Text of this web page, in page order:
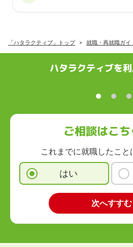
「ハタラクティブ」トップ 就職・再就職ガイ
ハタラクティブを
ご相談はこ
これまでに就職したこと
はい